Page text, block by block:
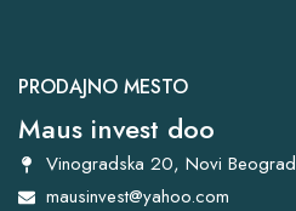
PRODAJNO MESTO
Maus invest doo
Vinogradska 20, Novi Beograd
mausinvest@yahoo.com